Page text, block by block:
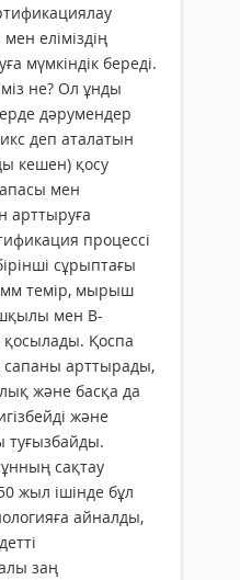
еліміздің
мүмкіндік береді.
не? Ол ұнды
дәрумендер
деп аталатын
кешен) қосу
мен
арттыруға
процессі
сұрыптағы
темір, мырыш
мен В-
Қоспа
сапаны арттырады,
және басқа да
және
туғызбайды.
сақтау
жыл ішінде бұл
айналды,
заң